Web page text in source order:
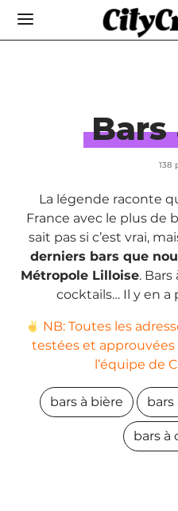
Bars
138
La légende raconte
France avec le plus de
sait pas si c’est vrai,
derniers bars que
Métropole Lilloise. Bars
cocktails… Il y en a
NB: Toutes les
testées et approuvées
l’équipe de
bars à bière bars
bars à